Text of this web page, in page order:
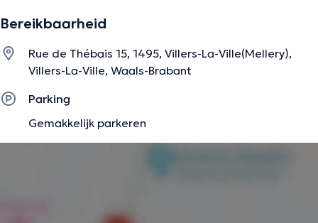
Bereikbaarheid
Rue de Thébais 15, 1495, Villers-La-Ville(Mellery),
Villers-La-Ville, Waals-Brabant
Parking
Gemakkelijk parkeren